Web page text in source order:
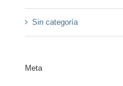
Sin categoría
Meta